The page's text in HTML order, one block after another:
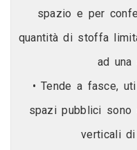
spazio e per
quantità di stoffa
ad una
• Tende a fasce,
spazi pubblici
verticali